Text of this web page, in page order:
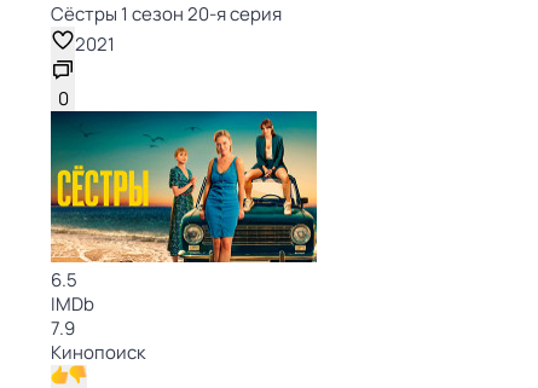
Сёстры 1 сезон 20-я серия
2021
0
6.5
IMDb
7.9
Кинопоиск